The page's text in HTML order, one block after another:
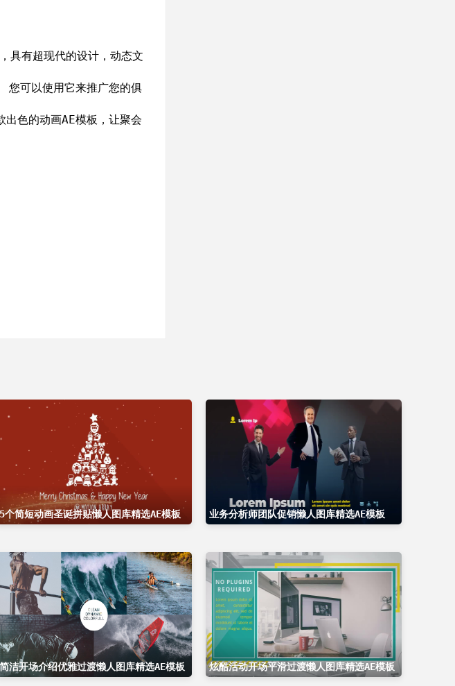
有超现代的设计，动态文
您可以使用它来推广您的俱
色的动画AE模板，让聚会
5个简短动画圣诞拼贴懒人图库精选AE模板 业务分析师团队促销懒人图库精选AE模板
洁开场介绍优雅过渡懒人图库精选AE模板 炫酷活动开场平滑过渡懒人图库精选AE模板